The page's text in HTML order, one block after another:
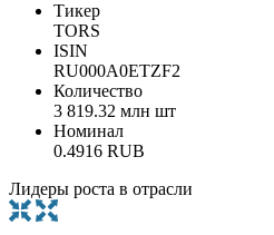
Тикер
TORS
ISIN
RU000A0ETZF2
Количество
3 819.32 млн шт
Номинал
0.4916 RUB
Лидеры роста в отрасли